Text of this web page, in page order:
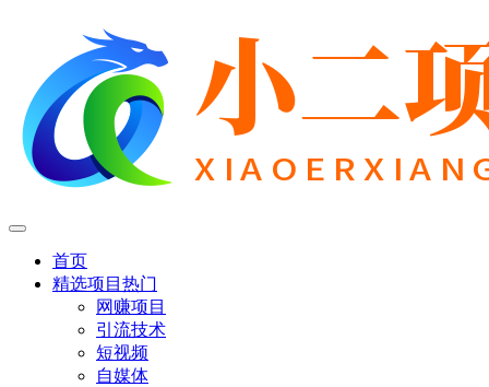
首页
精选项目 热门
网赚项目
引流技术
短视频
自媒体